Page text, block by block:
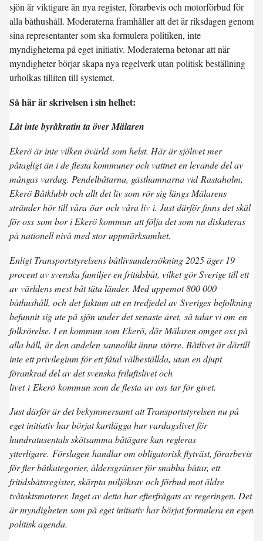
sjön är viktigare än nya register, förarbevis och motorförbud för
alla båthushåll. Moderaterna framhåller att det är riksdagen genom
sina representanter som ska formulera politiken, inte
myndigheterna på eget initiativ. Moderaterna betonar att när
myndigheter börjar skapa nya regelverk utan politisk beställning
urholkas tilliten till systemet.
Så här är skrivelsen i sin helhet:
Låt inte byråkratin ta över Mälaren
Ekerö är inte vilken övärld som helst. Här är sjölivet mer
påtagligt än i de flesta kommuner och vattnet en levande del av
mångas vardag. Pendelbåtarna, gästhamnarna vid Rastaholm,
Ekerö Båtklubb och allt det liv som rör sig längs Mälarens
stränder hör till våra öar och våra liv i. Just därför finns det skäl
för oss som bor i Ekerö kommun att följa det som nu diskuteras
på nationell nivå med stor uppmärksamhet.
Enligt Transportstyrelsens båtlivsundersökning 2025 äger 19
procent av svenska familjer en fritidsbåt, vilket gör Sverige till ett
av världens mest båt täta länder. Med uppemot 800 000
båthushåll, och det faktum att en tredjedel av Sveriges befolkning
befunnit sig ute på sjön under det senaste året, så talar vi om en
folkrörelse. I en kommun som Ekerö, där Mälaren omger oss på
alla håll, är den andelen sannolikt ännu större. Båtlivet är därtill
inte ett privilegium för ett fåtal välbeställda, utan en djupt
förankrad del av det svenska friluftslivet och
livet i Ekerö kommun som de flesta av oss tar för givet.
Just därför är det bekymmersamt att Transportstyrelsen nu på
eget initiativ har börjat kartlägga hur vardagslivet för
hundratusentals skötsamma båtägare kan regleras
ytterligare. Förslagen handlar om obligatorisk flytväst, förarbevis
för fler båtkategorier, åldersgränser för snabba båtar, ett
fritidsbåtsregister, skärpta miljökrav och förbud mot äldre
tvåtaktsmotorer. Inget av detta har efterfrågats av regeringen. Det
är myndigheten som på eget initiativ har börjat formulera en egen
politisk agenda.